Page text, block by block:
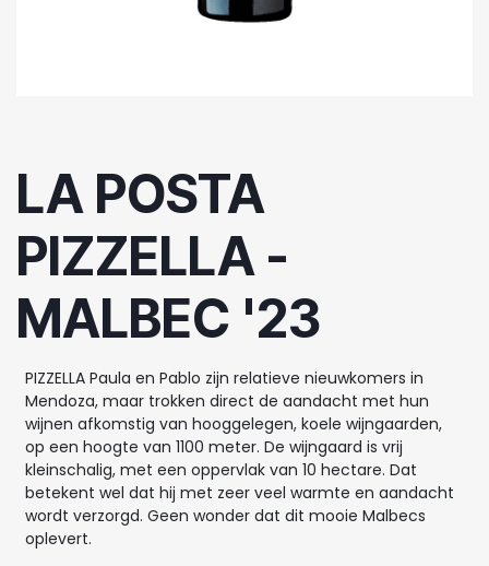
LA POSTA
PIZZELLA -
MALBEC '23
PIZZELLA Paula en Pablo zijn relatieve nieuwkomers in
Mendoza, maar trokken direct de aandacht met hun
wijnen afkomstig van hooggelegen, koele wijngaarden,
op een hoogte van 1100 meter. De wijngaard is vrij
kleinschalig, met een oppervlak van 10 hectare. Dat
betekent wel dat hij met zeer veel warmte en aandacht
wordt verzorgd. Geen wonder dat dit mooie Malbecs
oplevert.